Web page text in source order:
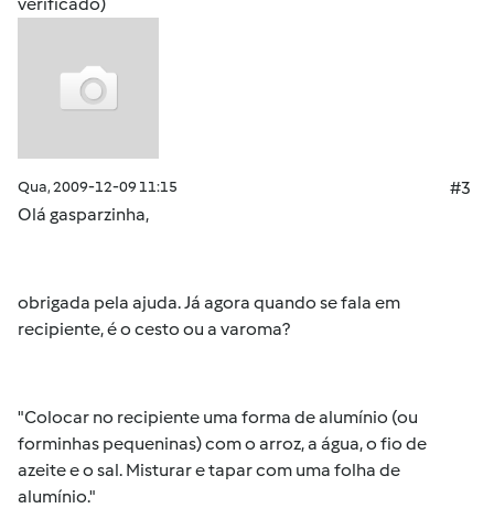
Qua, 2009-12-09 11:15
#3
Olá gasparzinha,
obrigada pela ajuda. Já agora quando se fala em
recipiente, é o cesto ou a varoma?
"Colocar no recipiente uma forma de alumínio (ou
forminhas pequeninas) com o arroz, a água, o fio de
azeite e o sal. Misturar e tapar com uma folha de
alumínio."